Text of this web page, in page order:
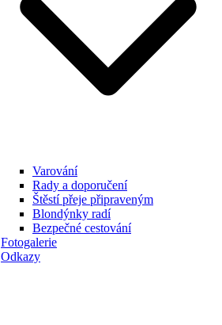
Varování
Rady a doporučení
Štěstí přeje připraveným
Blondýnky radí
Bezpečné cestování
Fotogalerie
Odkazy